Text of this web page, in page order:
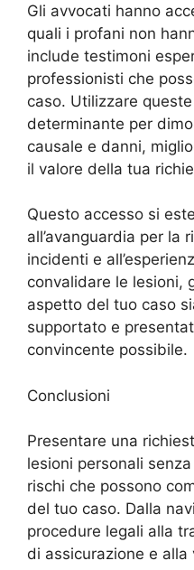
Gli avvocati hanno
quali i profani non
include testimoni
professionisti che
caso. Utilizzare
determinante per
causale e danni,
il valore della tua
Questo accesso si
all’avanguardia per la
incidenti e
convalidare le lesioni,
aspetto del tuo caso
supportato e
convincente possibile.
Conclusioni
Presentare una
lesioni personali
rischi che possono
del tuo caso. Dalla
procedure legali alla
di assicurazione e